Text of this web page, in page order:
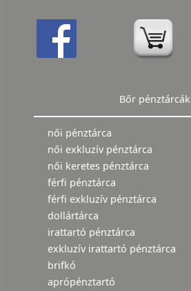
Bőr pénztárcák
női pénztárca
női exkluzív pénztárca
női keretes pénztárca
férfi pénztárca
férfi exkluzív pénztárca
dollártárca
irattartó pénztárca
exkluzív irattartó pénztárca
brifkó
aprópénztartó